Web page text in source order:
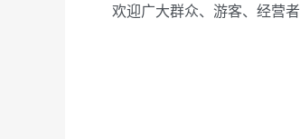
欢迎广大群众、游客、经营者